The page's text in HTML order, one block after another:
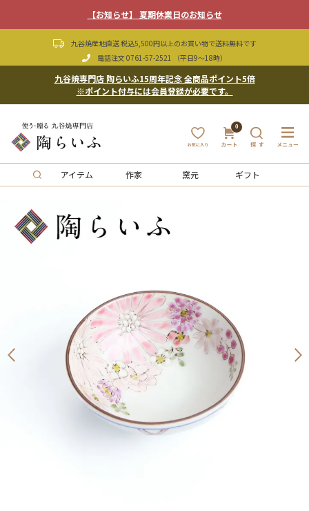
【お知らせ】 夏期休業日のお知らせ
九谷焼産地直送 税込5,500円以上のお買い物で送料無料です
電話注文 0761-57-2521 （平日9〜18時）
九谷焼専門店 陶らいふ15周年記念 全商品ポイント5倍
※ポイント付与には会員登録が必要です。
0
アイテム 作家 窯元 ギフト